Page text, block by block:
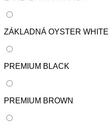
ZÁKLADNÁ OYSTER WHITE
PREMIUM BLACK
PREMIUM BROWN